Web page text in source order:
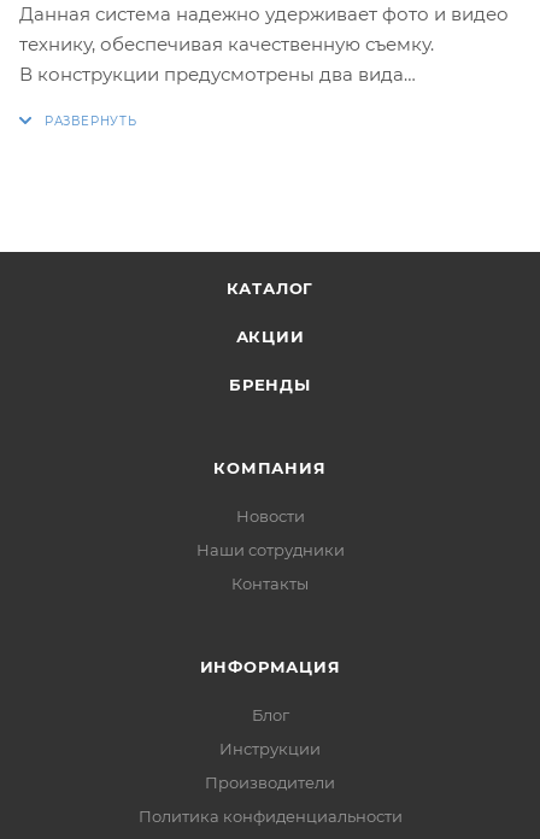
Данная система надежно удерживает фото и видео
технику, обеспечивая качественную съемку.
В конструкции предусмотрены два вида
креплением.
КАТАЛОГ
АКЦИИ
БРЕНДЫ
КОМПАНИЯ
Новости
Наши сотрудники
Контакты
ИНФОРМАЦИЯ
Блог
Инструкции
Производители
Политика конфиденциальности